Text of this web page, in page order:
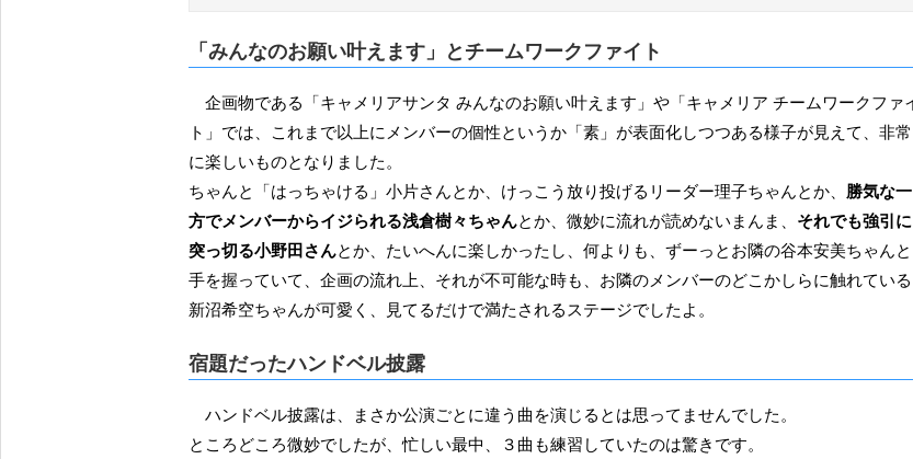
「みんなのお願い叶えます」とチームワークファイト
企画物である「キャメリアサンタ みんなのお願い叶えます」や「キャメリア チームワークファイ
ト」では、これまで以上にメンバーの個性というか「素」が表面化しつつある様子が見えて、非常
に楽しいものとなりました。
ちゃんと「はっちゃける」小片さんとか、けっこう放り投げるリーダー理子ちゃんとか、 勝気な一
方でメンバーからイジられる浅倉樹々ちゃんとか、微妙に流れが読めないまんま、 それでも強引に
突っ切る小野田さんとか、たいへんに楽しかったし、何よりも、ずーっとお隣の谷本安美ちゃんと
手を握っていて、企画の流れ上、それが不可能な時も、お隣のメンバーのどこかしらに触れている
新沼希空ちゃんが可愛く、見てるだけで満たされるステージでしたよ。
宿題だったハンドベル披露
ハンドベル披露は、まさか公演ごとに違う曲を演じるとは思ってませんでした。
ところどころ微妙でしたが、忙しい最中、３曲も練習していたのは驚きです。